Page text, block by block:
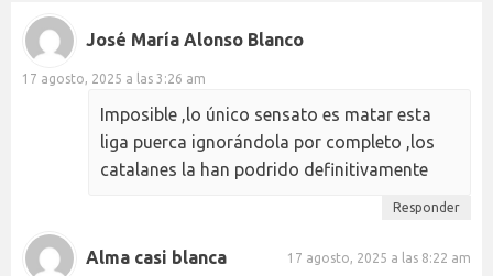
José María Alonso Blanco
17 agosto, 2025 a las 3:26 am
Imposible ,lo único sensato es matar esta
liga puerca ignorándola por completo ,los
catalanes la han podrido definitivamente
Responder
Alma casi blanca 17 agosto, 2025 a las 8:22 am